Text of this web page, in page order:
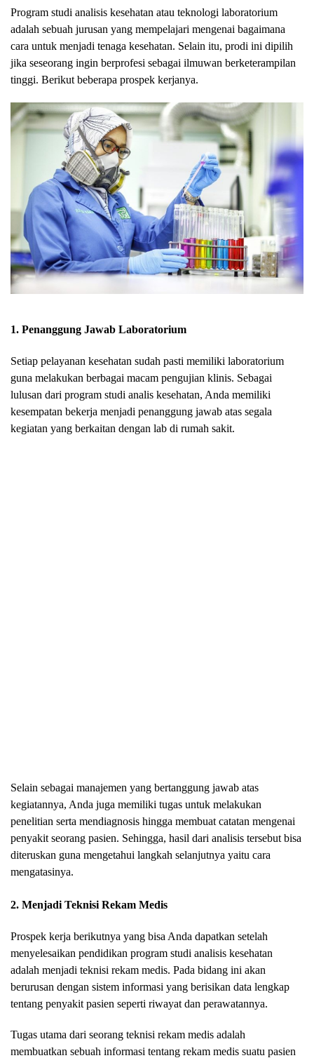
Program studi analisis kesehatan atau teknologi laboratorium
adalah sebuah jurusan yang mempelajari mengenai bagaimana
cara untuk menjadi tenaga kesehatan. Selain itu, prodi ini dipilih
jika seseorang ingin berprofesi sebagai ilmuwan berketerampilan
tinggi. Berikut beberapa prospek kerjanya.
1. Penanggung Jawab Laboratorium
Setiap pelayanan kesehatan sudah pasti memiliki laboratorium
guna melakukan berbagai macam pengujian klinis. Sebagai
lulusan dari program studi analis kesehatan, Anda memiliki
kesempatan bekerja menjadi penanggung jawab atas segala
kegiatan yang berkaitan dengan lab di rumah sakit.
Selain sebagai manajemen yang bertanggung jawab atas
kegiatannya, Anda juga memiliki tugas untuk melakukan
penelitian serta mendiagnosis hingga membuat catatan mengenai
penyakit seorang pasien. Sehingga, hasil dari analisis tersebut bisa
diteruskan guna mengetahui langkah selanjutnya yaitu cara
mengatasinya.
2. Menjadi Teknisi Rekam Medis
Prospek kerja berikutnya yang bisa Anda dapatkan setelah
menyelesaikan pendidikan program studi analisis kesehatan
adalah menjadi teknisi rekam medis. Pada bidang ini akan
berurusan dengan sistem informasi yang berisikan data lengkap
tentang penyakit pasien seperti riwayat dan perawatannya.
Tugas utama dari seorang teknisi rekam medis adalah
membuatkan sebuah informasi tentang rekam medis suatu pasien